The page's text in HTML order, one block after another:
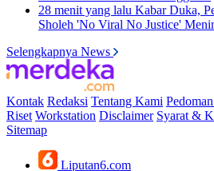
28 menit yang lalu Kabar Duka,
Sholeh 'No Viral No Justice'
Selengkapnya News
Kontak Redaksi Tentang Kami
Riset Workstation Disclaimer Syarat &
Sitemap
Liputan6.com